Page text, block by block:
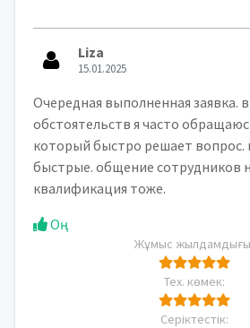
Liza
15.01.2025
Очередная выполненная заявка. в
обстоятельств я часто
который быстро решает вопрос.
быстрые. общение сотрудников
квалификация тоже.
Оң
Жұмыс
Тех. көмек:
Серіктестік: